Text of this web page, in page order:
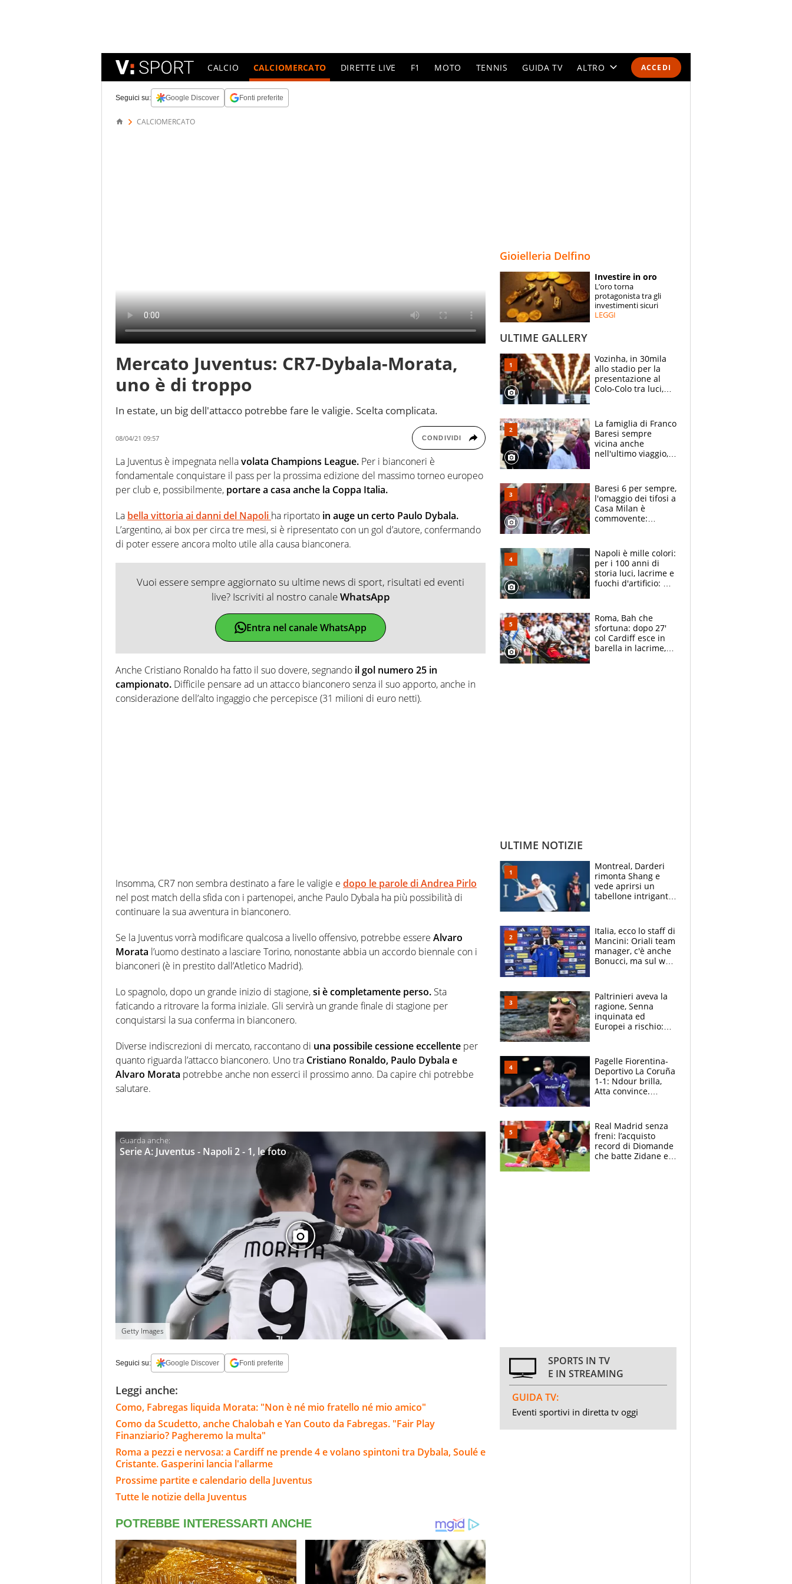
ACCEDI
CALCIO CALCIOMERCATO DIRETTE LIVE F1 MOTO TENNIS GUIDA TV ALTRO
SPECIALI
ESPERTI
Seguici su: Google Discover Fonti preferite
CALCIOMERCATO
Mercato Juventus: CR7-Dybala-Morata,
uno è di troppo
In estate, un big dell'attacco potrebbe fare le valigie. Scelta complicata.
08/04/21 09:57 CONDIVIDI
La Juventus è impegnata nellavolata Champions League. Per i bianconeri è
fondamentale conquistare il pass per la prossima edizione del massimo torneo europeo
per club e, possibilmente, portare a casa anche la Coppa Italia.
La bella vittoria ai danni del Napoli ha riportato in auge un certo Paulo Dybala.
L’argentino, ai box per circa tre mesi, si è ripresentato con un gol d’autore, confermando
di poter essere ancora molto utile alla causa bianconera.
Vuoi essere sempre aggiornato su ultime news di sport, risultati ed eventi
live? Iscriviti al nostro canaleWhatsApp
Entra nel canale WhatsApp
Anche Cristiano Ronaldo ha fatto il suo dovere, segnando il gol numero 25 in
campionato. Difficile pensare ad un attacco bianconero senza il suo apporto, anche in
considerazione dell’alto ingaggio che percepisce (31 milioni di euro netti).
Insomma, CR7 non sembra destinato a fare le valigie e dopo le parole di Andrea Pirlo
nel post match della sfida con i partenopei, anche Paulo Dybala ha più possibilità di
continuare la sua avventura in bianconero.
Se la Juventus vorrà modificare qualcosa a livello offensivo, potrebbe essere Alvaro
Morata l’uomo destinato a lasciare Torino, nonostante abbia un accordo biennale con i
bianconeri (è in prestito dall’Atletico Madrid).
Lo spagnolo, dopo un grande inizio di stagione,si è completamente perso. Sta
faticando a ritrovare la forma iniziale. Gli servirà un grande finale di stagione per
conquistarsi la sua conferma in bianconero.
Diverse indiscrezioni di mercato, raccontano di una possibile cessione eccellente per
quanto riguarda l’attacco bianconero. Uno tra Cristiano Ronaldo, Paulo Dybala e
Alvaro Morata potrebbe anche non esserci il prossimo anno. Da capire chi potrebbe
salutare.
Serie A: Juventus - Napoli 2 - 1, le foto
Getty Images
Seguici su: Google Discover Fonti preferite
Leggi anche:
Como, Fabregas liquida Morata: "Non è né mio fratello né mio amico"
Como da Scudetto, anche Chalobah e Yan Couto da Fabregas. "Fair Play
Finanziario? Pagheremo la multa"
Roma a pezzi e nervosa: a Cardiff ne prende 4 e volano spintoni tra Dybala, Soulé e
Cristante. Gasperini lancia l'allarme
Prossime partite e calendario della Juventus
Tutte le notizie della Juventus
Gioielleria Delfino
Investire in oro
L’oro torna
protagonista tra gli
investimenti sicuri
LEGGI
ULTIME GALLERY
Vozinha, in 30mila
allo stadio per la
presentazione al
Colo-Colo tra luci,
La famiglia di Franco
Baresi sempre
vicina anche
nell'ultimo viaggio,
circondati
dall'affetto dei tifosi
Baresi 6 per sempre,
l'omaggio dei tifosi a
Casa Milan è
commovente:
bigliettini
Napoli è mille colori:
per i 100 anni di
storia luci, lacrime e
fuochi d'artificio: De
Roma, Bah che
sfortuna: dopo 27'
col Cardiff esce in
barella in lacrime,
ULTIME NOTIZIE
Montreal, Darderi
rimonta Shang e
vede aprirsi un
tabellone intrigante:
felice del mio livello"
Italia, ecco lo staff di
Mancini: Oriali team
manager, c'è anche
Bonucci, ma sul web
Paltrinieri aveva la
ragione, Senna
inquinata ed
Europei a rischio:
adesso
Pagelle Fiorentina-
Deportivo La Coruña
1-1: Ndour brilla,
Atta convince.
Real Madrid senza
freni: l’acquisto
record di Diomande
che batte Zidane e
SPORTS IN TV
E IN STREAMING
GUIDA TV:
Eventi sportivi in diretta tv oggi